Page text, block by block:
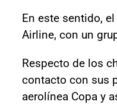
En este sentido,
Airline, con un
Respecto de los
contacto con sus
aerolínea Copa y